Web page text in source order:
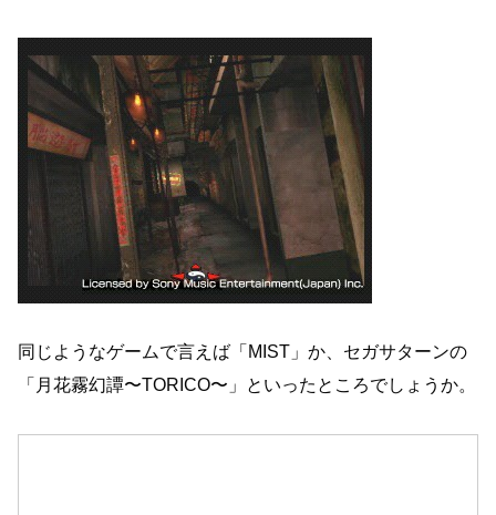
同じようなゲームで言えば「MIST」か、セガサターンの
「月花霧幻譚〜TORICO〜」といったところでしょうか。